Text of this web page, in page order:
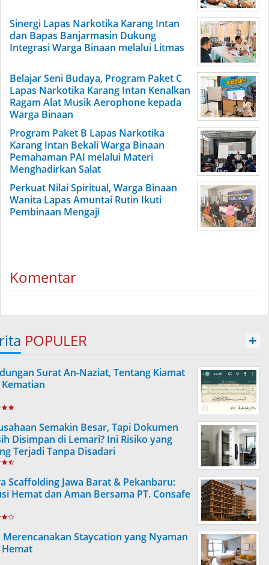
Sinergi Lapas Narkotika Karang Intan
dan Bapas Banjarmasin Dukung
Integrasi Warga Binaan melalui Litmas
Belajar Seni Budaya, Program Paket C
Lapas Narkotika Karang Intan Kenalkan
Ragam Alat Musik Aerophone kepada
Warga Binaan
Program Paket B Lapas Narkotika
Karang Intan Bekali Warga Binaan
Pemahaman PAI melalui Materi
Menghadirkan Salat
Perkuat Nilai Spiritual, Warga Binaan
Wanita Lapas Amuntai Rutin Ikuti
Pembinaan Mengaji
Komentar
POPULER +
Surat An-Naziat, Tentang Kiamat
Semakin Besar, Tapi Dokumen
Disimpan di Lemari? Ini Risiko yang
Terjadi Tanpa Disadari
Scaffolding Jawa Barat & Pekanbaru:
Hemat dan Aman Bersama PT. Consafe
Merencanakan Staycation yang Nyaman